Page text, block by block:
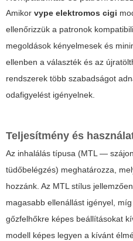
Amikor vype elektromos cigi
ellenőrizzük a patronok
megoldások kényelmesek és
ellenben a választék és az
rendszerek több szabadságot
odafigyelést igényelnek.
Teljesítmény és
Az inhalálás típusa (MTL —
tüdőbelégzés) meghatározza,
hozzánk. Az MTL stílus
magasabb ellenállást igényel,
gőzfelhőkre képes beállításokat
modell képes legyen a kívánt